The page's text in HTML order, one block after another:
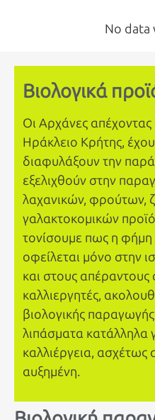
No data
Βιολογικά
Οι Αρχάνες απέχοντας
Ηράκλειο Κρήτης,
διαφυλάξουν την
εξελιχθούν στην
λαχανικών, φρούτων,
γαλακτοκομικών
τονίσουμε πως η
οφείλεται μόνο στην
και στους
καλλιεργητές,
βιολογικής
λιπάσματα κατάλληλα
καλλιέργεια, ασχέτως
αυξημένη.